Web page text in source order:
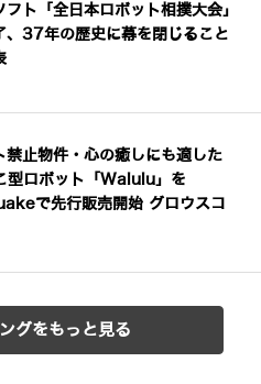
フト「全日本ロボット相撲大会」
、37年の歴史に幕を閉じること
禁止物件・心の癒しにも適した
型ロボット「Walulu」を
で先行販売開始 グロウスコ
グをもっと見る